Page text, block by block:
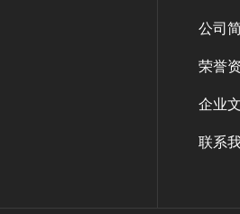
公司
荣誉
企业
联系